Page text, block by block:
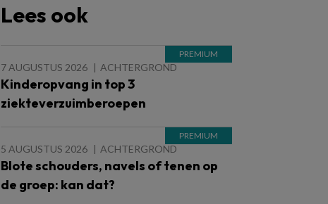
Lees ook
7 AUGUSTUS 2026 ACHTERGROND
Kinderopvang in top 3
ziekteverzuimberoepen
5 AUGUSTUS 2026 ACHTERGROND
Blote schouders, navels of tenen op
de groep: kan dat?